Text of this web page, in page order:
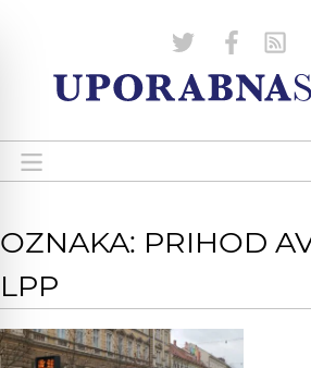
OZNAKA: PRIHOD
LPP